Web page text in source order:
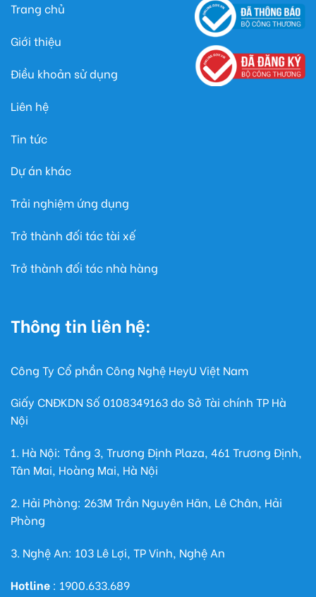
Trang chủ
Giới thiệu
Điều khoản sử dụng
Liên hệ
Tin tức
Dự án khác
Trải nghiệm ứng dụng
Trở thành đối tác tài xế
Trở thành đối tác nhà hàng
Thông tin liên hệ:
Công Ty Cổ phần Công Nghệ HeyU Việt Nam
Giấy CNĐKDN Số0108349163do Sở Tài chính TP Hà
Nội
1. Hà Nội: Tầng 3, Trương Định Plaza, 461 Trương Định,
Tân Mai, Hoàng Mai, Hà Nội
2. Hải Phòng: 263M Trần Nguyên Hãn, Lê Chân, Hải
Phòng
3. Nghệ An: 103 Lê Lợi, TP Vinh, Nghệ An
Hotline : 1900.633.689